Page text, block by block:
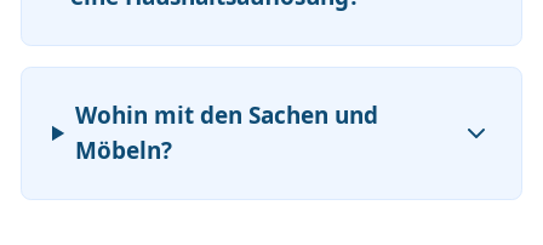
Wohin mit den Sachen und
Möbeln?